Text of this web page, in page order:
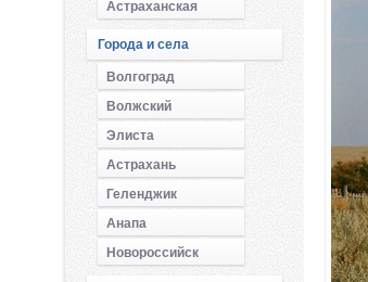
Астраханская
Города и села
Волгоград
Волжский
Элиста
Астрахань
Геленджик
Анапа
Новороссийск